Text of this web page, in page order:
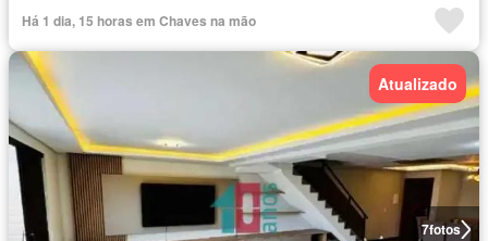
Há 1 dia, 15 horas em Chaves na mão
7fotos
Atualizado